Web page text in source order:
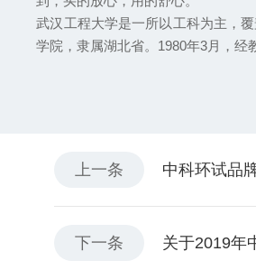
武汉工程大学是一所以工科为主，
学院，隶属湖北省。1980年3月，经
上一条 中科环试品
下一条 关于2019年